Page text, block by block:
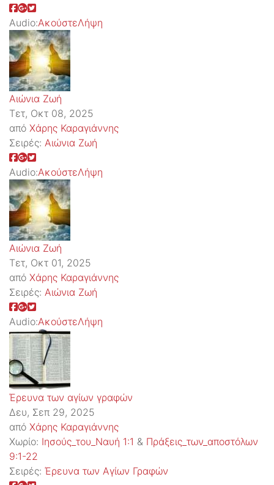
Audio:ΑκούστεΛήψη
Αιώνια Ζωή
Τετ, Οκτ 08, 2025
από Χάρης Καραγιάννης
Σειρές: Αιώνια Ζωή
Audio:ΑκούστεΛήψη
Αιώνια Ζωή
Τετ, Οκτ 01, 2025
από Χάρης Καραγιάννης
Σειρές: Αιώνια Ζωή
Audio:ΑκούστεΛήψη
Έρευνα των αγίων γραφών
Δευ, Σεπ 29, 2025
από Χάρης Καραγιάννης
Χωρίο: Ιησούς_του_Ναυή 1:1 & Πράξεις_των_αποστόλων
9:1-22
Σειρές: Έρευνα των Αγίων Γραφών